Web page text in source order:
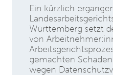
Ein kürzlich
Württemberg setzt
von
gemachten
wegen